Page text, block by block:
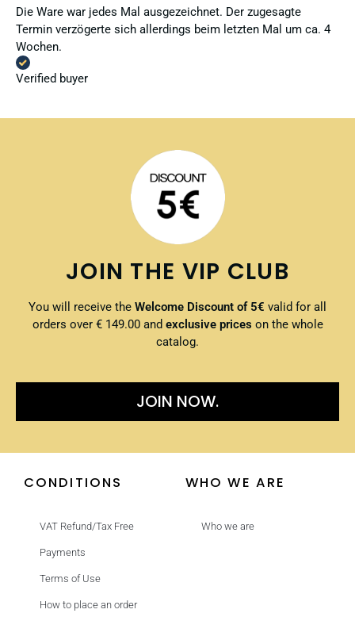
Die Ware war jedes Mal ausgezeichnet. Der zugesagte
Termin verzögerte sich allerdings beim letzten Mal um ca. 4
Wochen.
Verified buyer
JOIN THE VIP CLUB
You will receive the Welcome Discount of 5€ valid for all
orders over € 149.00 and exclusive prices on the whole
catalog.
JOIN NOW.
CONDITIONS
VAT Refund/Tax Free
Payments
Terms of Use
How to place an order
WHO WE ARE
Who we are